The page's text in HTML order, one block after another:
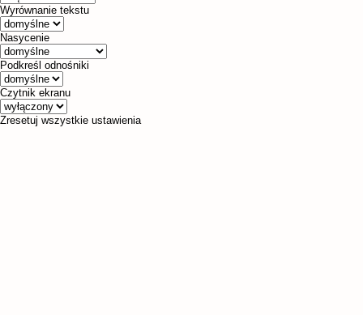
Wyrównanie tekstu
Nasycenie
Podkreśl odnośniki
Czytnik ekranu
Zresetuj wszystkie ustawienia